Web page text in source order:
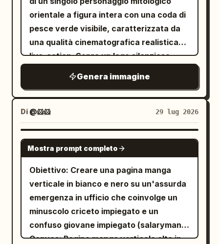
del soggetto con lo sfondo dominante
della sabbia del deserto e i ricchi accenti
cremisi. Realizzata come una fotografia
digitale realistica con un'estetica
lifestyle da viaggio, l'immagine utilizza
un obiettivo grandangolare da 28mm
un'apertura f/4.0 per una profondità di
campo elevata, mantenendo l'intera
scena perfettamente nitida. Lo stile
visivo organico è completato da una
texture leggermente granulosa con un
rumore digitale minimo, arricchito da una
post-produzione che include un leggero
sollevamento delle ombre, una
gradazione cromatica calda per le luci e
un sottile aumento della saturazione
sulle texture rosse della sella, il tutto
fotorealistiche con una delicata
illustrazione murale. Usa una profondità
di campo ridotta, dettagli realistici della
pelle e del pelo, polvere soffice nella
fotografico cinematografico d'arte.
Niente testo, niente filigrana, nessun
animale o persona extra.
con una piccola lingua. Le proporzioni
del corpo devono essere carine e tozze,
alte circa 2,5 teste, con gambe spesse di
peluche e piedi arrotondati. Vesti la
mascotte con un camice da medico
bianco con due tasche frontali visibili,
bottoni bianchi e il testo giapponese
della clinica ricamato sul petto a sinistra
che recita
. La
mascotte saluta con la zampa sinistra
alzata verso la fotocamera; la zampa
rosa visibili: 4 piccoli cuscinetti per le
dita e 1 grande cuscinetto centrale a
forma di cuore. L'altra zampa pende
lateralmente con cuscinetti rosa scuro
visibili. Posiziona il personaggio su una
orientale a figura intera con una coda di
pesce verde visibile, caratterizzata da
una qualità cinematografica realistica
live-action. Sopra un lago silenzioso
verde di 500 anni "
Qingqing
sua forma umana con coda di pesce.
Sospesa a pochi centimetri dall'acqua,
sta tagliando l'energia maligna che si
avvicina al lago con un fluido e
controllato fendente rotante
Genera immagine
Di @🐹🐹 29 lug 2026
GPT IMAGE 2
Mostra prompt completo
Obiettivo: Creare una pagina manga
verticale in bianco e nero su un'assurda
emergenza in ufficio che coinvolge un
minuscolo criceto impiegato e un
confuso giovane impiegato (salaryman).
Canvas: Pagina manga verticale alta in